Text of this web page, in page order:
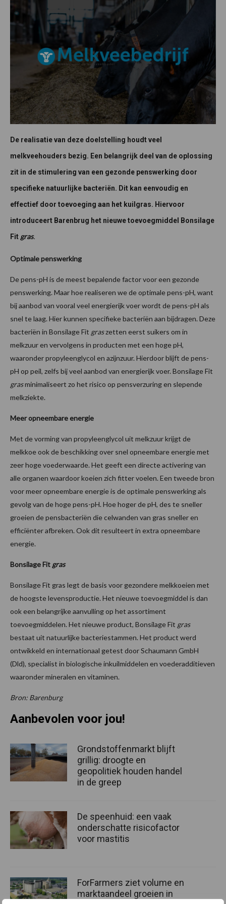
De realisatie van deze doelstelling houdt veel
melkveehouders bezig. Een belangrijk deel van de oplossing
zit in de stimulering van een gezonde penswerking door
specifieke natuurlijke bacteriën. Dit kan eenvoudig en
effectief door toevoeging aan het kuilgras. Hiervoor
introduceert Barenbrug het nieuwe toevoegmiddel Bonsilage
Fit gras.
Optimale penswerking
De pens-pH is de meest bepalende factor voor een gezonde
penswerking. Maar hoe realiseren we de optimale pens-pH, want
bij aanbod van vooral veel energierijk voer wordt de pens-pH als
snel te laag. Hier kunnen specifieke bacteriën aan bijdragen. Deze
bacteriën in Bonsilage Fit graszetten eerst suikers om in
melkzuur en vervolgens in producten met een hoge pH,
waaronder propyleenglycol en azijnzuur. Hierdoor blijft de pens-
pH op peil, zelfs bij veel aanbod van energierijk voer. Bonsilage Fit
grasminimaliseert zo het risico op pensverzuring en slepende
melkziekte.
Meer opneembare energie
Met de vorming van propyleenglycol uit melkzuur krijgt de
melkkoe ook de beschikking over snel opneembare energie met
zeer hoge voederwaarde. Het geeft een directe activering van
alle organen waardoor koeien zich fitter voelen. Een tweede bron
voor meer opneembare energie is de optimale penswerking als
gevolg van de hoge pens-pH. Hoe hoger de pH, des te sneller
groeien de pensbacteriën die celwanden van gras sneller en
efficiënter afbreken. Ook dit resulteert in extra opneembare
energie.
Bonsilage Fit gras
Bonsilage Fit gras legt de basis voor gezondere melkkoeien met
de hoogste levensproductie. Het nieuwe toevoegmiddel is dan
ook een belangrijke aanvulling op het assortiment
toevoegmiddelen. Het nieuwe product, Bonsilage Fit gras
bestaat uit natuurlijke bacteriestammen. Het product werd
ontwikkeld en internationaal getest door Schaumann GmbH
(Dld), specialist in biologische inkuilmiddelen en voederadditieven
waaronder mineralen en vitaminen.
Bron: Barenburg
Aanbevolen voor jou!
Grondstoffenmarkt blijft
grillig: droogte en
geopolitiek houden handel
in de greep
De speenhuid: een vaak
onderschatte risicofactor
voor mastitis
ForFarmers ziet volume en
marktaandeel groeien in